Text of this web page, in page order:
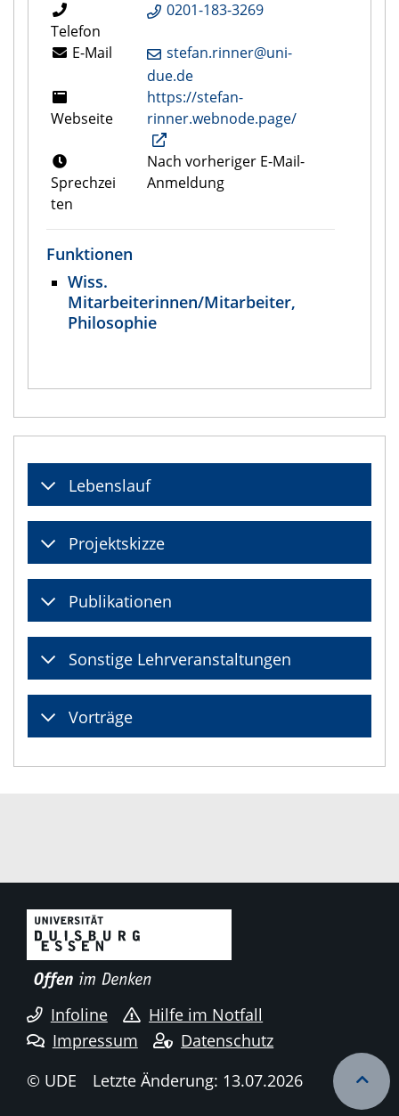
Telefon
0201-183-3269
E-Mail
stefan.rinner@uni-
due.de
Webseite
https://stefan-
rinner.webnode.page/
Sprechzei
ten
Nach vorheriger E-Mail-
Anmeldung
Funktionen
Wiss.
Mitarbeiterinnen/Mitarbeiter,
Philosophie
Lebenslauf
Projektskizze
Publikationen
Sonstige Lehrveranstaltungen
Vorträge
Infoline
Hilfe im Notfall
Impressum
Datenschutz
© UDE
Letzte Änderung: 13.07.2026